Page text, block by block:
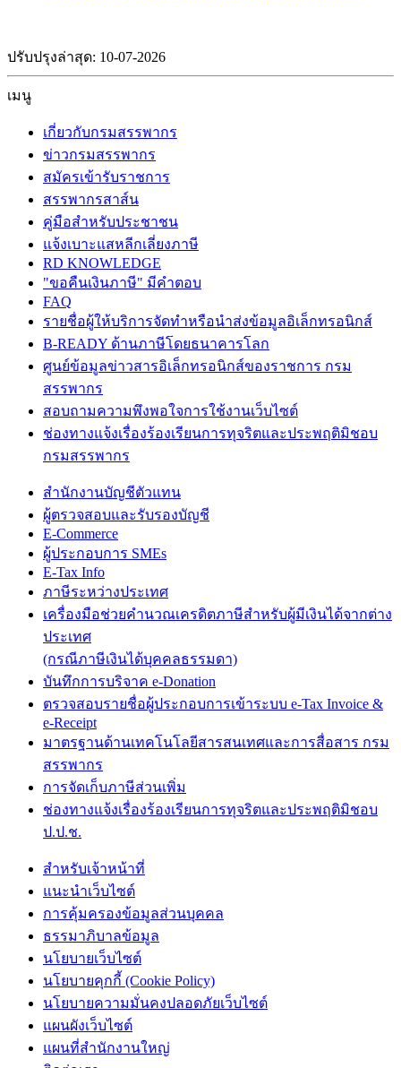
ปรับปรุงล่าสุด: 10-07-2026
เมนู
เกี่ยวกับกรมสรรพากร
ข่าวกรมสรรพากร
สมัครเข้ารับราชการ
สรรพากรสาส์น
คู่มือสำหรับประชาชน
แจ้งเบาะแสหลีกเลี่ยงภาษี
RD KNOWLEDGE
"ขอคืนเงินภาษี" มีคำตอบ
FAQ
รายชื่อผู้ให้บริการจัดทำหรือนำส่งข้อมูลอิเล็กทรอนิกส์
B-READY ด้านภาษีโดยธนาคารโลก
ศูนย์ข้อมูลข่าวสารอิเล็กทรอนิกส์ของราชการ กรม
สรรพากร
สอบถามความพึงพอใจการใช้งานเว็บไซต์
ช่องทางแจ้งเรื่องร้องเรียนการทุจริตและประพฤติมิชอบ
กรมสรรพากร
สำนักงานบัญชีตัวแทน
ผู้ตรวจสอบและรับรองบัญชี
E-Commerce
ผู้ประกอบการ SMEs
E-Tax Info
ภาษีระหว่างประเทศ
เครื่องมือช่วยคำนวณเครดิตภาษีสำหรับผู้มีเงินได้จากต่าง
ประเทศ
(กรณีภาษีเงินได้บุคคลธรรมดา)
บันทึกการบริจาค e-Donation
ตรวจสอบรายชื่อผู้ประกอบการเข้าระบบ e-Tax Invoice &
e-Receipt
มาตรฐานด้านเทคโนโลยีสารสนเทศและการสื่อสาร กรม
สรรพากร
การจัดเก็บภาษีส่วนเพิ่ม
ช่องทางแจ้งเรื่องร้องเรียนการทุจริตและประพฤติมิชอบ
ป.ป.ช.
สำหรับเจ้าหน้าที่
แนะนำเว็บไซต์
การคุ้มครองข้อมูลส่วนบุคคล
ธรรมาภิบาลข้อมูล
นโยบายเว็บไซต์
นโยบายคุกกี้ (Cookie Policy)
นโยบายความมั่นคงปลอดภัยเว็บไซต์
แผนผังเว็บไซต์
แผนที่สำนักงานใหญ่